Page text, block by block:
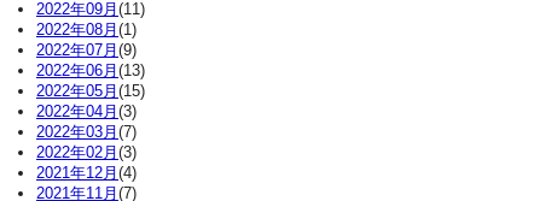
2022年09月 (11)
2022年08月 (1)
2022年07月 (9)
2022年06月 (13)
2022年05月 (15)
2022年04月 (3)
2022年03月 (7)
2022年02月 (3)
2021年12月 (4)
2021年11月 (7)